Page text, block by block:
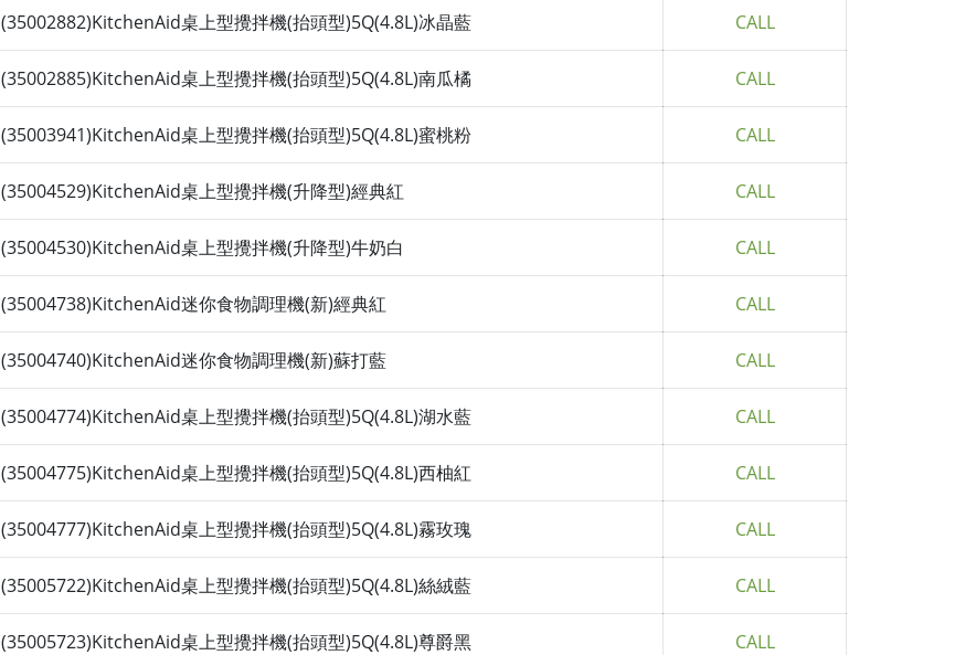
(35002882)KitchenAid桌上型攪拌機(抬頭型)5Q(4.8L)冰晶藍 CALL
(35002885)KitchenAid桌上型攪拌機(抬頭型)5Q(4.8L)南瓜橘 CALL
(35003941)KitchenAid桌上型攪拌機(抬頭型)5Q(4.8L)蜜桃粉 CALL
(35004529)KitchenAid桌上型攪拌機(升降型)經典紅 CALL
(35004530)KitchenAid桌上型攪拌機(升降型)牛奶白 CALL
(35004738)KitchenAid迷你食物調理機(新)經典紅 CALL
(35004740)KitchenAid迷你食物調理機(新)蘇打藍 CALL
(35004774)KitchenAid桌上型攪拌機(抬頭型)5Q(4.8L)湖水藍 CALL
(35004775)KitchenAid桌上型攪拌機(抬頭型)5Q(4.8L)西柚紅 CALL
(35004777)KitchenAid桌上型攪拌機(抬頭型)5Q(4.8L)霧玫瑰 CALL
(35005722)KitchenAid桌上型攪拌機(抬頭型)5Q(4.8L)絲絨藍 CALL
(35005723)KitchenAid桌上型攪拌機(抬頭型)5Q(4.8L)尊爵黑 CALL